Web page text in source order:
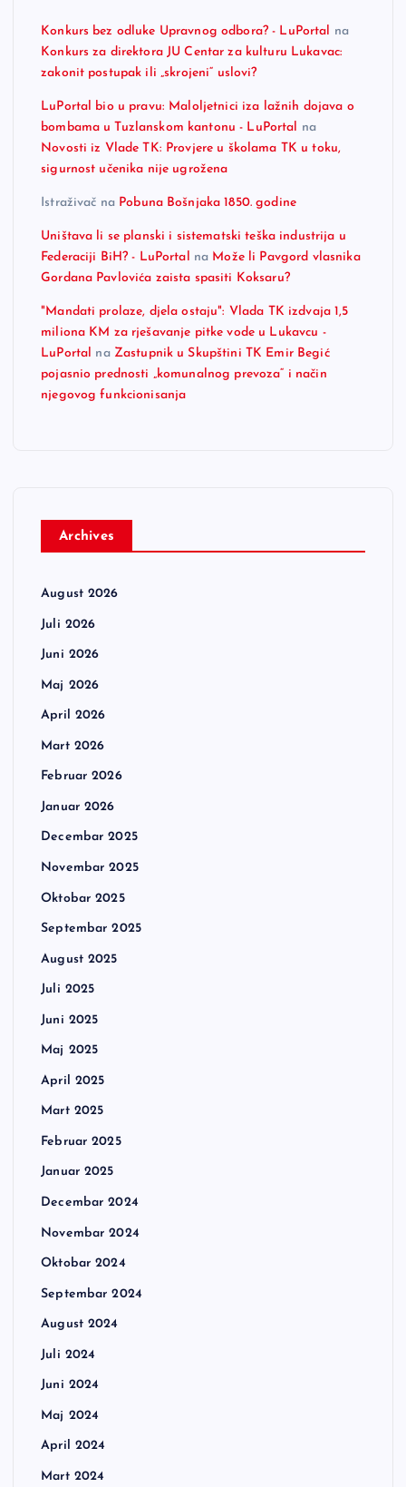
Konkurs bez odluke Upravnog odbora? - LuPortal
na
Konkurs za direktora JU Centar za kulturu Lukavac:
zakonit postupak ili „skrojeni“ uslovi?
LuPortal bio u pravu: Maloljetnici iza lažnih dojava o
bombama u Tuzlanskom kantonu - LuPortal
na
Novosti iz Vlade TK: Provjere u školama TK u toku,
sigurnost učenika nije ugrožena
Istraživač na Pobuna Bošnjaka 1850. godine
Uništava li se planski i sistematski teška industrija u
Federaciji BiH? - LuPortal
na Može li Pavgord vlasnika
Gordana Pavlovića zaista spasiti Koksaru?
"Mandati prolaze, djela ostaju": Vlada TK izdvaja 1,5
miliona KM za rješavanje pitke vode u Lukavcu -
LuPortal na Zastupnik u Skupštini TK Emir Begić
pojasnio prednosti „komunalnog prevoza“ i način
njegovog funkcionisanja
Archives
August 2026
Juli 2026
Juni 2026
Maj 2026
April 2026
Mart 2026
Februar 2026
Januar 2026
Decembar 2025
Novembar 2025
Oktobar 2025
Septembar 2025
August 2025
Juli 2025
Juni 2025
Maj 2025
April 2025
Mart 2025
Februar 2025
Januar 2025
Decembar 2024
Novembar 2024
Oktobar 2024
Septembar 2024
August 2024
Juli 2024
Juni 2024
Maj 2024
April 2024
Mart 2024